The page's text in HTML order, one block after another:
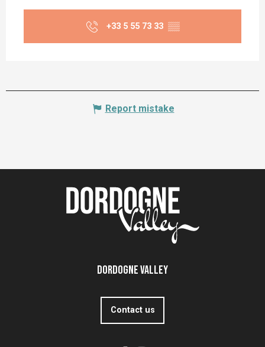
+33 5 55 73 33 ▒▒
Report mistake
Dordogne Valley
Contact us